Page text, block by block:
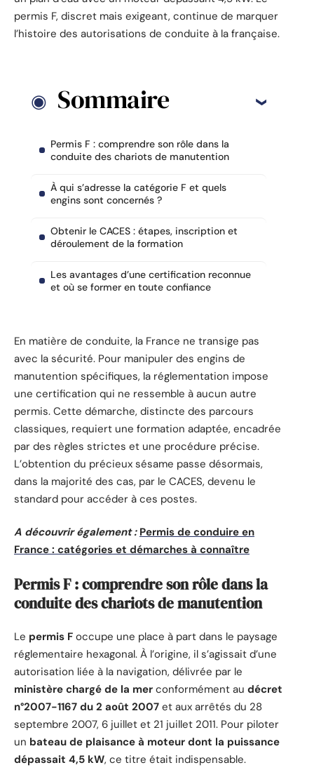
permis F, discret mais exigeant, continue de marquer
l’histoire des autorisations de conduite à la française.
Sommaire
Permis F : comprendre son rôle dans la
conduite des chariots de manutention
À qui s’adresse la catégorie F et quels
engins sont concernés ?
Obtenir le CACES : étapes, inscription et
déroulement de la formation
Les avantages d’une certification reconnue
et où se former en toute confiance
En matière de conduite, la France ne transige pas
avec la sécurité. Pour manipuler des engins de
manutention spécifiques, la réglementation impose
une certification qui ne ressemble à aucun autre
permis. Cette démarche, distincte des parcours
classiques, requiert une formation adaptée, encadrée
par des règles strictes et une procédure précise.
L’obtention du précieux sésame passe désormais,
dans la majorité des cas, par le CACES, devenu le
standard pour accéder à ces postes.
A découvrir également : Permis de conduire en
France : catégories et démarches à connaître
Permis F : comprendre son rôle dans la
conduite des chariots de manutention
Le permis F occupe une place à part dans le paysage
réglementaire hexagonal. À l’origine, il s’agissait d’une
autorisation liée à la navigation, délivrée par le
ministère chargé de la mer conformément au décret
n°2007-1167 du 2 août 2007 et aux arrêtés du 28
septembre 2007, 6 juillet et 21 juillet 2011. Pour piloter
un bateau de plaisance à moteur dont la puissance
dépassait 4,5 kW, ce titre était indispensable.